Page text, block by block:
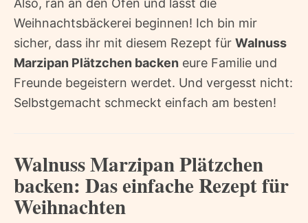
Also, ran an den Ofen und lasst die
Weihnachtsbäckerei beginnen! Ich bin mir
sicher, dass ihr mit diesem Rezept für Walnuss
Marzipan Plätzchen backen eure Familie und
Freunde begeistern werdet. Und vergesst nicht:
Selbstgemacht schmeckt einfach am besten!
Walnuss Marzipan Plätzchen
backen: Das einfache Rezept für
Weihnachten